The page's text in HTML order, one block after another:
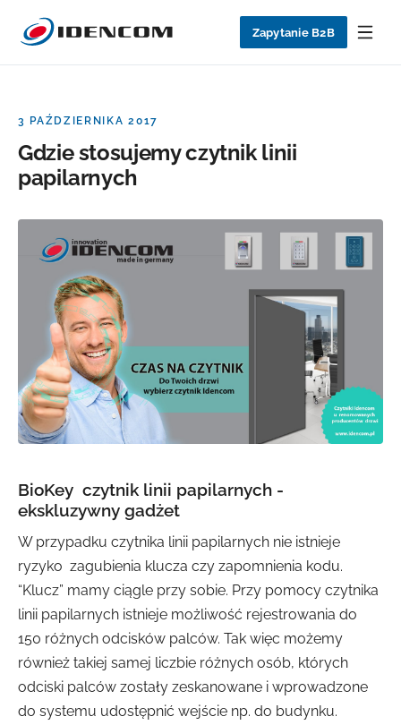
Zapytanie B2B
3 PAŹDZIERNIKA 2017
Gdzie stosujemy czytnik linii
papilarnych
BioKey czytnik linii papilarnych -
ekskluzywny gadżet
W przypadku czytnika linii papilarnych nie istnieje
ryzyko zagubienia klucza czy zapomnienia kodu.
“Klucz” mamy ciągle przy sobie. Przy pomocy czytnika
linii papilarnych istnieje możliwość rejestrowania do
150 różnych odcisków palców. Tak więc możemy
również takiej samej liczbie różnych osób, których
odciski palców zostały zeskanowane i wprowadzone
do systemu udostępnić wejście np. do budynku.